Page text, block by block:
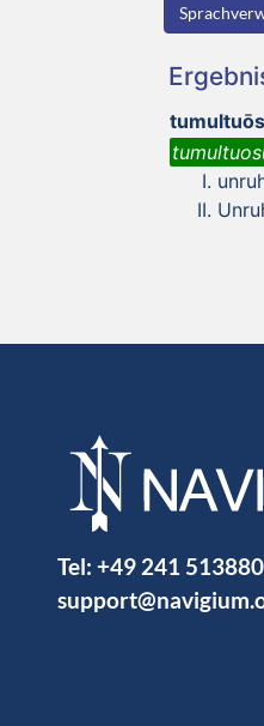
Tel: +49 241 513880